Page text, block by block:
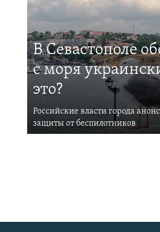
В Севастополе
с моря
это?
Российские власти города
защиты от беспилотников